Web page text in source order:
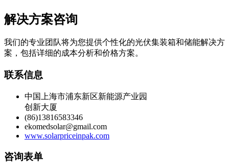
解决方案咨询
我们的专业团队将为您提供个性化的光伏集装箱和储能解决方
案，包括详细的成本分析和价格方案。
联系信息
中国上海市浦东新区新能源产业园
创新大厦
(86)13816583346
ekomedsolar@gmail.com
www.solarpriceinpak.com
咨询表单